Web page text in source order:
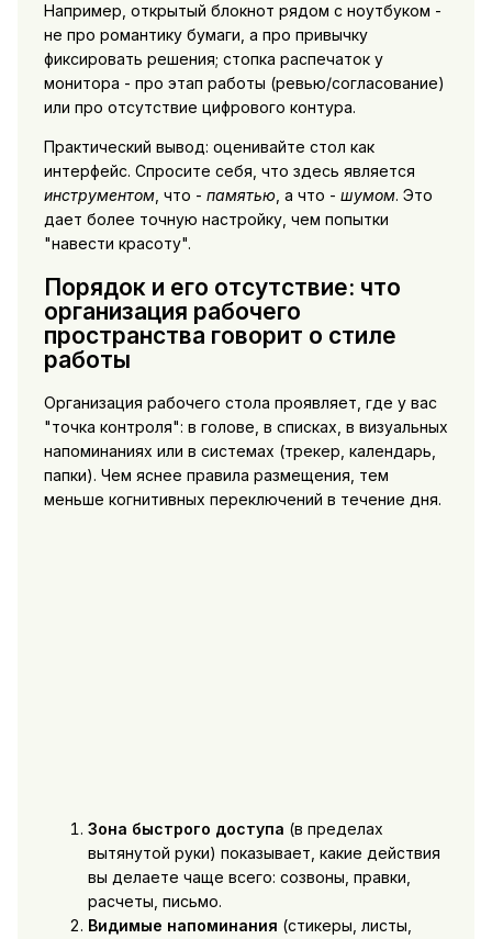
Например, открытый блокнот рядом с ноутбуком -
не про романтику бумаги, а про привычку
фиксировать решения; стопка распечаток у
монитора - про этап работы (ревью/согласование)
или про отсутствие цифрового контура.
Практический вывод: оценивайте стол как
интерфейс. Спросите себя, что здесь является
инструментом, что - памятью, а что - шумом. Это
дает более точную настройку, чем попытки
"навести красоту".
Порядок и его отсутствие: что
организация рабочего
пространства говорит о стиле
работы
Организация рабочего стола проявляет, где у вас
"точка контроля": в голове, в списках, в визуальных
напоминаниях или в системах (трекер, календарь,
папки). Чем яснее правила размещения, тем
меньше когнитивных переключений в течение дня.
Зона быстрого доступа (в пределах
вытянутой руки) показывает, какие действия
вы делаете чаще всего: созвоны, правки,
расчеты, письмо.
Видимые напоминания (стикеры, листы,